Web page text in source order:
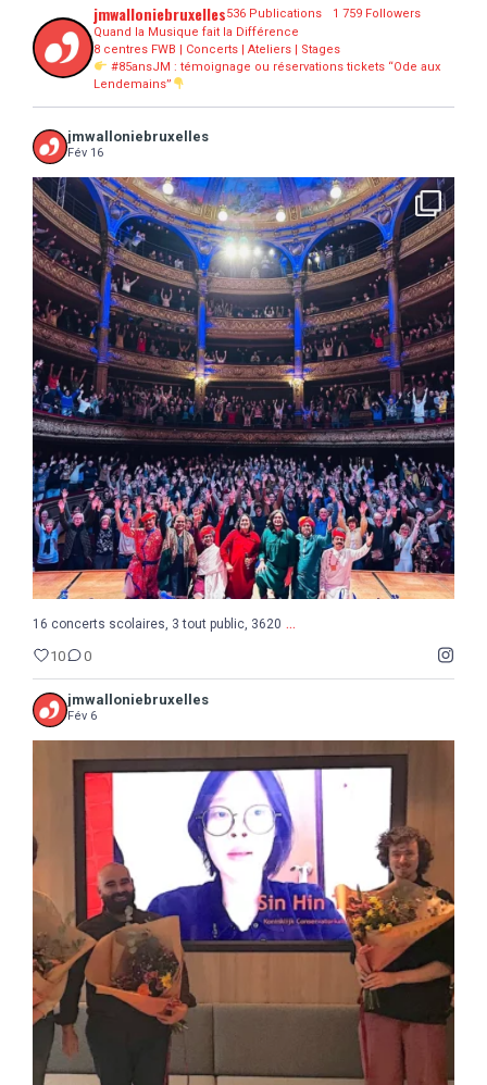
jmwalloniebruxelles536 Publications
1 759 Followers
Quand la Musique fait la Différence
8 centres FWB | Concerts | Ateliers | Stages
#85ansJM : témoignage ou réservations tickets “Ode aux
Lendemains”
jmwalloniebruxelles
Fév 16
16 concerts scolaires, 3 tout public, 3620 ...
10 0
16 concerts scolaires, 3 tout public, 3620 ...
10 0
jmwalloniebruxelles
Fév 6
Semaine de la Musique belge, suite et fin avec le ...